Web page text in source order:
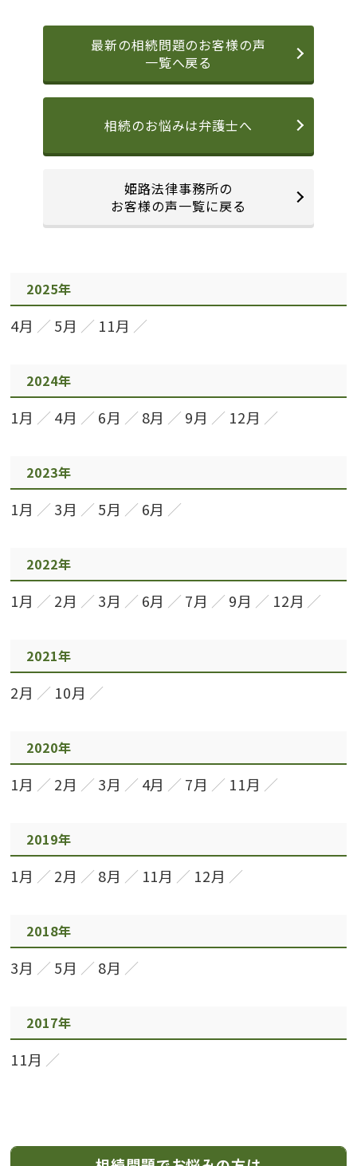
最新の相続問題のお客様の声
一覧へ戻る
相続のお悩みは弁護士へ
姫路法律事務所の
お客様の声一覧に戻る
2025年
4月 5月 11月
2024年
1月 4月 6月 8月 9月 12月
2023年
1月 3月 5月 6月
2022年
1月 2月 3月 6月 7月 9月 12月
2021年
2月 10月
2020年
1月 2月 3月 4月 7月 11月
2019年
1月 2月 8月 11月 12月
2018年
3月 5月 8月
2017年
11月